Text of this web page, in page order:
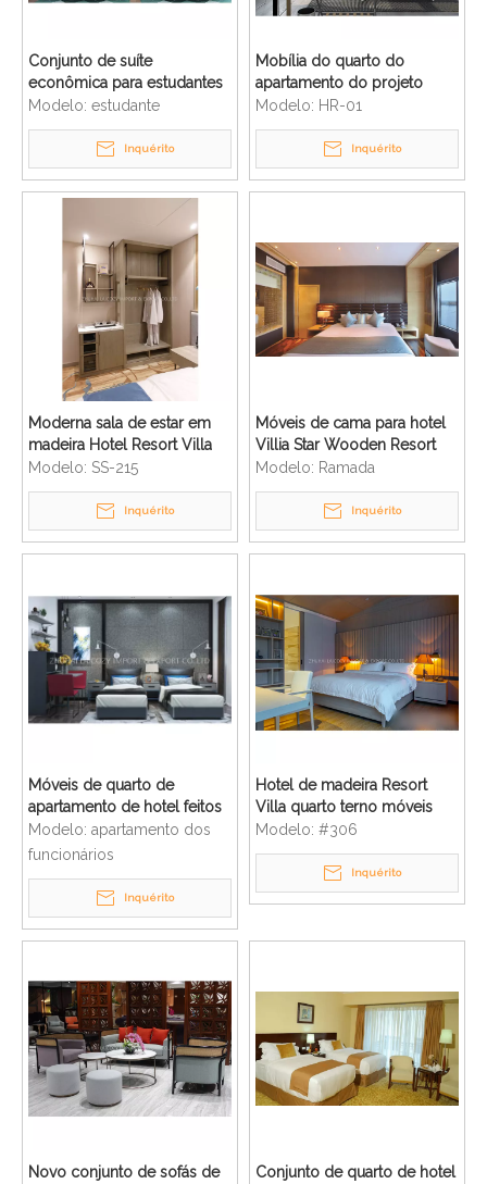
Conjunto de suíte
econômica para estudantes
e quarto escolar
Modelo: estudante
Inquérito
Mobília do quarto do
apartamento do projeto
moderno do hotel de
negócios
Modelo: HR-01
Inquérito
Moderna sala de estar em
madeira Hotel Resort Villa
Móveis
Modelo: SS-215
Inquérito
Móveis de cama para hotel
Villia Star Wooden Resort
Modelo: Ramada
Inquérito
Móveis de quarto de
apartamento de hotel feitos
sob medida
Modelo: apartamento dos
funcionários
Inquérito
Hotel de madeira Resort
Villa quarto terno móveis
para casa
Modelo: #306
Inquérito
Novo conjunto de sofás de Conjunto de quarto de hotel